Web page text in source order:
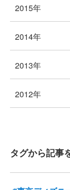
2015年
2014年
2013年
2012年
タグから記事